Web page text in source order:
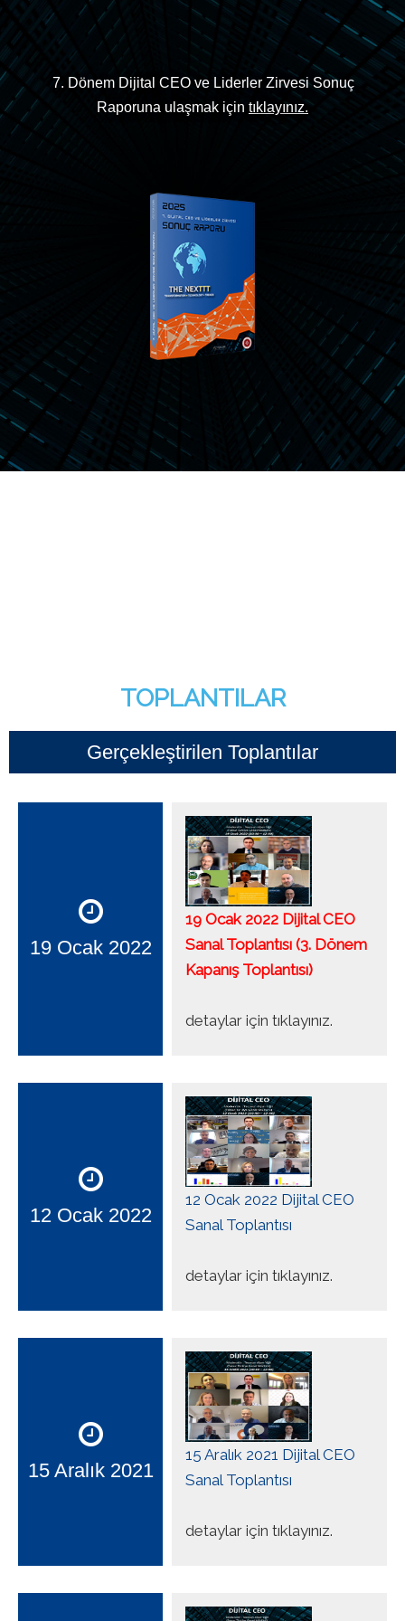
7. Dönem Dijital CEO ve Liderler Zirvesi Sonuç
Raporuna ulaşmak için tıklayınız.
TOPLANTILAR
Gerçekleştirilen Toplantılar
19 Ocak 2022
19 Ocak 2022 Dijital CEO
Sanal Toplantısı (3. Dönem
Kapanış Toplantısı)
detaylar için tıklayınız.
12 Ocak 2022
12 Ocak 2022 Dijital CEO
Sanal Toplantısı
detaylar için tıklayınız.
15 Aralık 2021
15 Aralık 2021 Dijital CEO
Sanal Toplantısı
detaylar için tıklayınız.